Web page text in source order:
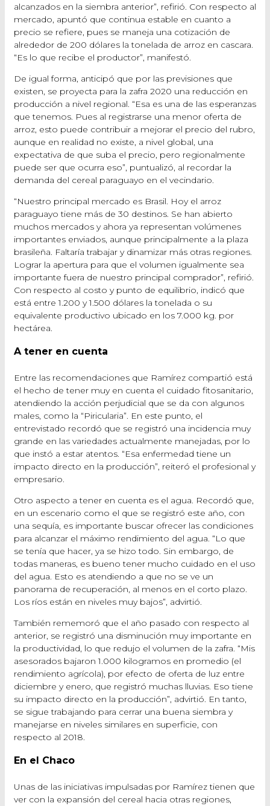
alcanzados en la siembra anterior”, refirió. Con respecto al
mercado, apuntó que continua estable en cuanto a
precio se refiere, pues se maneja una cotización de
alrededor de 200 dólares la tonelada de arroz en cascara.
“Es lo que recibe el productor”, manifestó.
De igual forma, anticipó que por las previsiones que
existen, se proyecta para la zafra 2020 una reducción en
producción a nivel regional. “Esa es una de las esperanzas
que tenemos. Pues al registrarse una menor oferta de
arroz, esto puede contribuir a mejorar el precio del rubro,
aunque en realidad no existe, a nivel global, una
expectativa de que suba el precio, pero regionalmente
puede ser que ocurra eso”, puntualizó, al recordar la
demanda del cereal paraguayo en el vecindario.
“Nuestro principal mercado es Brasil. Hoy el arroz
paraguayo tiene más de 30 destinos. Se han abierto
muchos mercados y ahora ya representan volúmenes
importantes enviados, aunque principalmente a la plaza
brasileña. Faltaría trabajar y dinamizar más otras regiones.
Lograr la apertura para que el volumen igualmente sea
importante fuera de nuestro principal comprador”, refirió.
Con respecto al costo y punto de equilibrio, indicó que
está entre 1.200 y 1.500 dólares la tonelada o su
equivalente productivo ubicado en los 7.000 kg. por
hectárea.
A tener en cuenta
Entre las recomendaciones que Ramírez compartió está
el hecho de tener muy en cuenta el cuidado fitosanitario,
atendiendo la acción perjudicial que se da con algunos
males, como la “Piricularia”. En este punto, el
entrevistado recordó que se registró una incidencia muy
grande en las variedades actualmente manejadas, por lo
que instó a estar atentos. “Esa enfermedad tiene un
impacto directo en la producción”, reiteró el profesional y
empresario.
Otro aspecto a tener en cuenta es el agua. Recordó que,
en un escenario como el que se registró este año, con
una sequía, es importante buscar ofrecer las condiciones
para alcanzar el máximo rendimiento del agua. “Lo que
se tenía que hacer, ya se hizo todo. Sin embargo, de
todas maneras, es bueno tener mucho cuidado en el uso
del agua. Esto es atendiendo a que no se ve un
panorama de recuperación, al menos en el corto plazo.
Los ríos están en niveles muy bajos”, advirtió.
También rememoró que el año pasado con respecto al
anterior, se registró una disminución muy importante en
la productividad, lo que redujo el volumen de la zafra. “Mis
asesorados bajaron 1.000 kilogramos en promedio (el
rendimiento agrícola), por efecto de oferta de luz entre
diciembre y enero, que registró muchas lluvias. Eso tiene
su impacto directo en la producción”, advirtió. En tanto,
se sigue trabajando para cerrar una buena siembra y
manejarse en niveles similares en superficie, con
respecto al 2018.
En el Chaco
Unas de las iniciativas impulsadas por Ramírez tienen que
ver con la expansión del cereal hacia otras regiones,